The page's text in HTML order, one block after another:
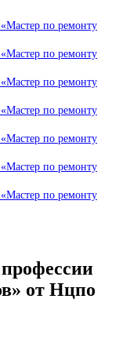
по ремонту
по ремонту
по ремонту
по ремонту
по ремонту
по ремонту
по ремонту
от Нцпо